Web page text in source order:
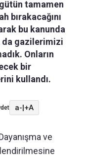
tamamen
bırakacağını
bu kanunda
da gazilerimizi
Onların
bir
kullandı.
a-|+A
ve